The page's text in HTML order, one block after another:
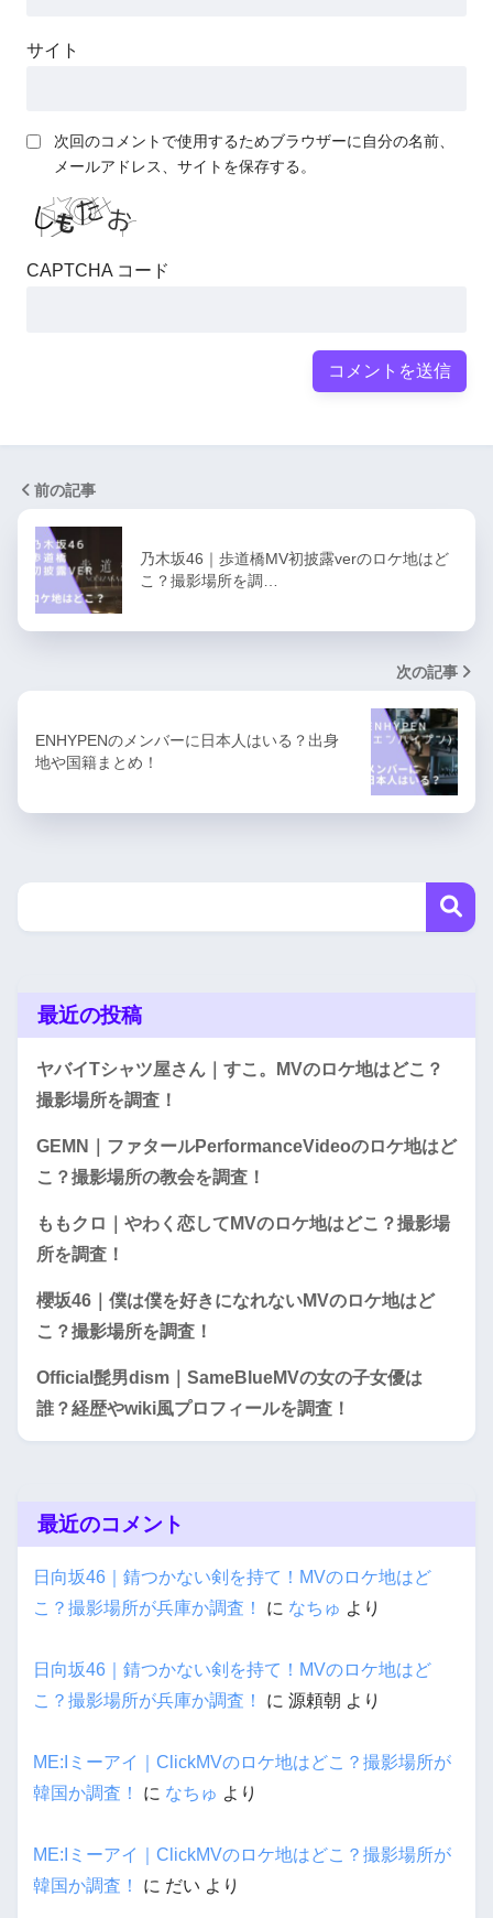
サイト
次回のコメントで使用するためブラウザーに自分の名前、
メールアドレス、サイトを保存する。
CAPTCHA コード
前の記事
乃木坂46｜歩道橋MV初披露verのロケ地はど
こ？撮影場所を調…
次の記事
ENHYPENのメンバーに日本人はいる？出身
地や国籍まとめ！
最近の投稿
ヤバイTシャツ屋さん｜すこ。MVのロケ地はどこ？
撮影場所を調査！
GEMN｜ファタールPerformanceVideoのロケ地はど
こ？撮影場所の教会を調査！
ももクロ｜やわく恋してMVのロケ地はどこ？撮影場
所を調査！
櫻坂46｜僕は僕を好きになれないMVのロケ地はど
こ？撮影場所を調査！
Official髭男dism｜SameBlueMVの女の子女優は
誰？経歴やwiki風プロフィールを調査！
最近のコメント
日向坂46｜錆つかない剣を持て！MVのロケ地はど
こ？撮影場所が兵庫か調査！
に なちゅ より
日向坂46｜錆つかない剣を持て！MVのロケ地はど
こ？撮影場所が兵庫か調査！
に 源頼朝 より
ME:Iミーアイ｜ClickMVのロケ地はどこ？撮影場所が
韓国か調査！
に なちゅ より
ME:Iミーアイ｜ClickMVのロケ地はどこ？撮影場所が
韓国か調査！
に だい より